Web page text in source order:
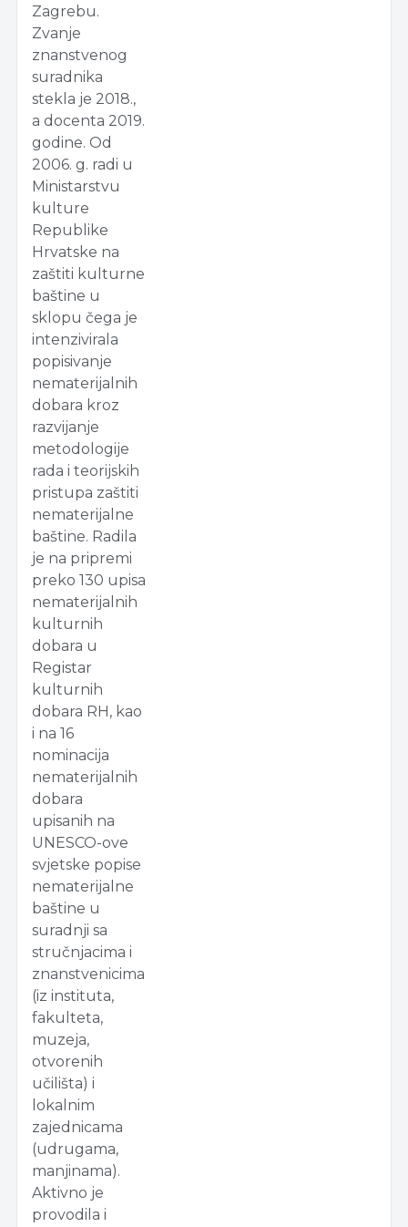
Zagrebu.
Zvanje
znanstvenog
suradnika
stekla je 2018.,
a docenta 2019.
godine. Od
2006. g. radi u
Ministarstvu
kulture
Republike
Hrvatske na
zaštiti kulturne
baštine u
sklopu čega je
intenzivirala
popisivanje
nematerijalnih
dobara kroz
razvijanje
metodologije
rada i teorijskih
pristupa zaštiti
nematerijalne
baštine. Radila
je na pripremi
preko 130 upisa
nematerijalnih
kulturnih
dobara u
Registar
kulturnih
dobara RH, kao
i na 16
nominacija
nematerijalnih
dobara
upisanih na
UNESCO-ove
svjetske popise
nematerijalne
baštine u
suradnji sa
stručnjacima i
znanstvenicima
(iz instituta,
fakulteta,
muzeja,
otvorenih
učilišta) i
lokalnim
zajednicama
(udrugama,
manjinama).
Aktivno je
provodila i